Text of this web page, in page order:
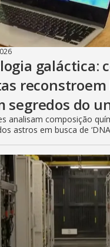
galáctica:
segredos do
analisam composição
astros em busca de